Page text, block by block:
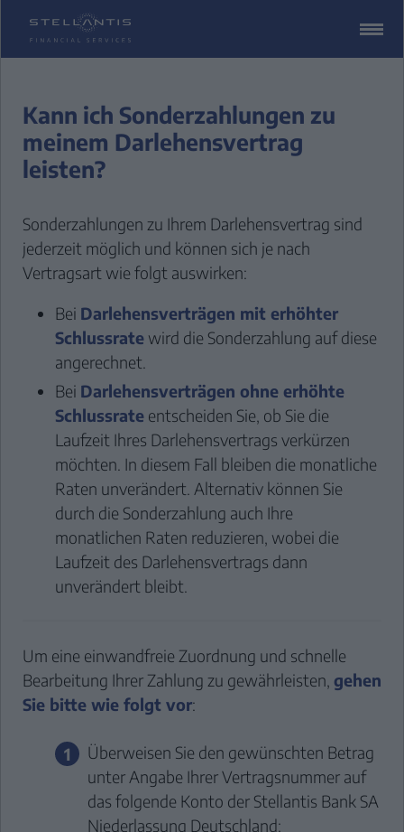
Kann ich Sonderzahlungen zu
meinem Darlehensvertrag
leisten?
Sonderzahlungen zu Ihrem Darlehensvertrag sind
jederzeit möglich und können sich je nach
Vertragsart wie folgt auswirken:
Bei Darlehensverträgen mit erhöhter
Schlussrate wird die Sonderzahlung auf diese
angerechnet.
Bei Darlehensverträgen ohne erhöhte
Schlussrate entscheiden Sie, ob Sie die
Laufzeit Ihres Darlehensvertrags verkürzen
möchten. In diesem Fall bleiben die monatliche
Raten unverändert. Alternativ können Sie
durch die Sonderzahlung auch Ihre
monatlichen Raten reduzieren, wobei die
Laufzeit des Darlehensvertrags dann
unverändert bleibt.
Um eine einwandfreie Zuordnung und schnelle
Bearbeitung Ihrer Zahlung zu gewährleisten, gehen
Sie bitte wie folgt vor:
Überweisen Sie den gewünschten Betrag
unter Angabe Ihrer Vertragsnummer auf
das folgende Konto der Stellantis Bank SA
Niederlassung Deutschland: